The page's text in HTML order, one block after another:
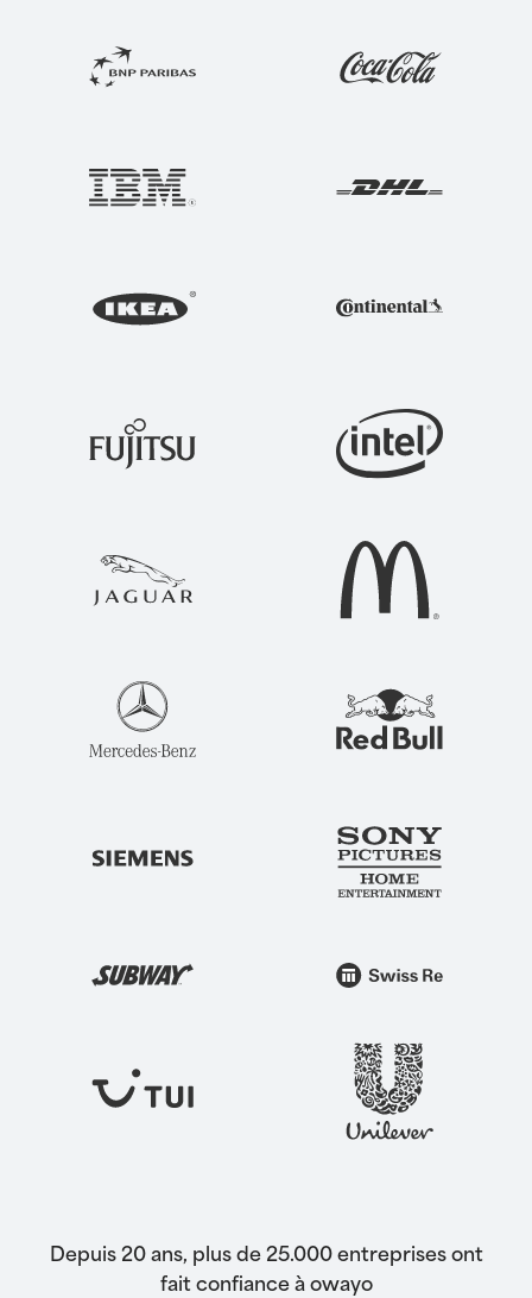
Depuis 20 ans, plus de 25.000 entreprises ont
fait confiance à owayo